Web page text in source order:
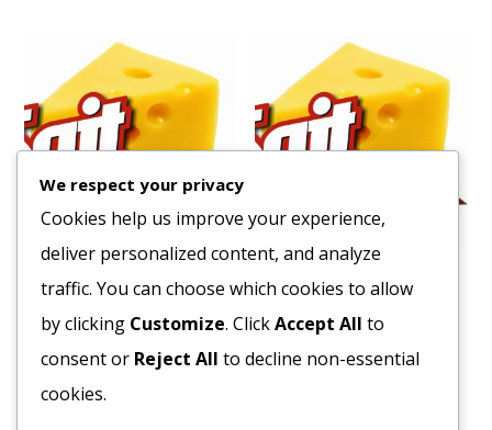
Fagy. Pulykamell Filé
4094Ft
Bruttó egység ár:ft/kg.
Fagy. Csirkezúza 20x500g
1347Ft
Bruttó egység ár:ft/kg.
We respect your privacy
Cookies help us improve your experience,
deliver personalized content, and analyze
traffic. You can choose which cookies to allow
by clicking Customize. ClickAccept All to
consent or Reject All to decline non-essential
cookies.